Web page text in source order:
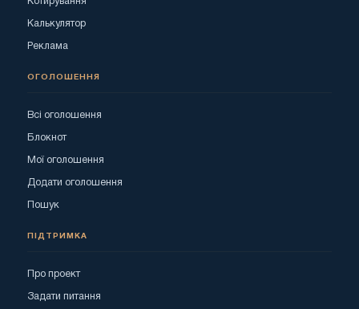
Калькулятор
Реклама
ОГОЛОШЕННЯ
Всі оголошення
Блокнот
Мої оголошення
Додати оголошення
Пошук
ПІДТРИМКА
Про проект
Задати питання